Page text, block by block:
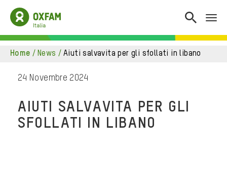
home / news / aiuti salvavita per gli sfollati in libano
24 Novembre 2024
AIUTI SALVAVITA PER GLI
SFOLLATI IN LIBANO